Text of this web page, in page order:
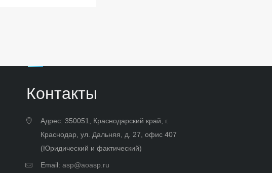
Контакты
Адрес: 350051, Краснодарский край, г.
Краснодар, ул. Дальняя, д. 27, офис 407
(Юридический и фактический)
Email: asp@aoasp.ru